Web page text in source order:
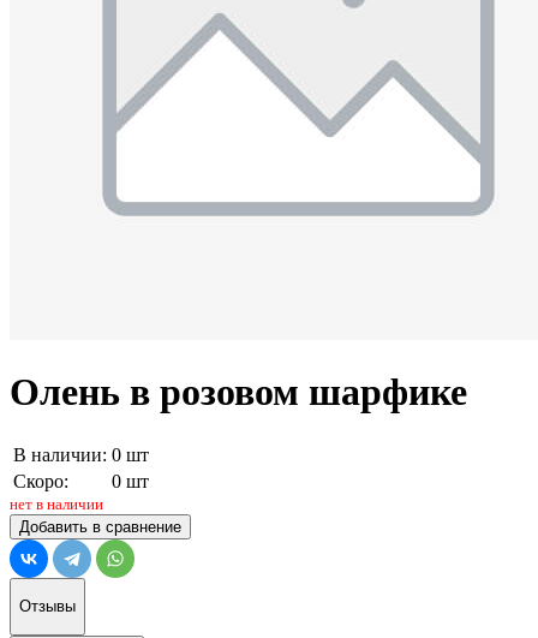
Олень в розовом шарфике
В наличии: 0 шт
Скоро:
0 шт
нет в наличии
Добавить в сравнение
Отзывы